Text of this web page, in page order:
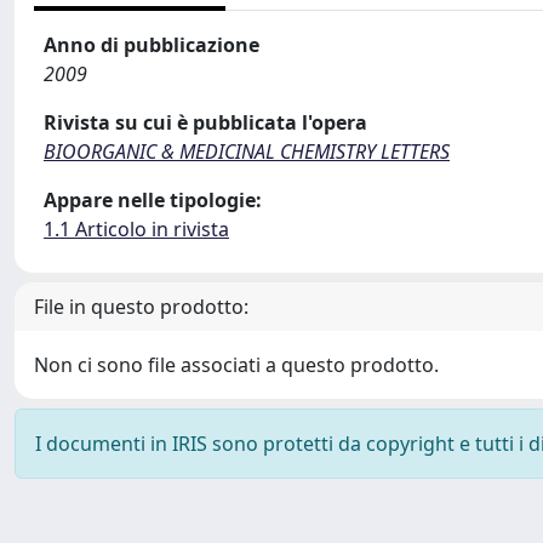
Anno di pubblicazione
2009
Rivista su cui è pubblicata l'opera
BIOORGANIC & MEDICINAL CHEMISTRY LETTERS
Appare nelle tipologie:
1.1 Articolo in rivista
File in questo prodotto:
Non ci sono file associati a questo prodotto.
I documenti in IRIS sono protetti da copyright e tutti i